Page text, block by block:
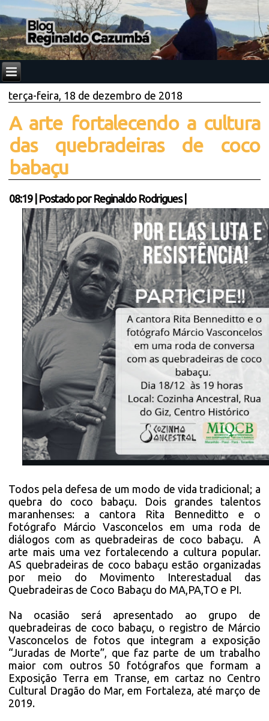
terça-feira, 18 de dezembro de 2018
A arte fortalecendo a cultura
das quebradeiras de coco
babaçu
08:19| Postado por Reginaldo Rodrigues
Todos pela defesa de um modo de vida tradicional; a
quebra do coco babaçu. Dois grandes talentos
maranhenses: a cantora Rita Benneditto e o
fotógrafo Márcio Vasconcelos em uma roda de
diálogos com as quebradeiras de coco babaçu. A
arte mais uma vez fortalecendo a cultura popular.
AS quebradeiras de coco babaçu estão organizadas
por meio do Movimento Interestadual das
Quebradeiras de Coco Babaçu do MA,PA,TO e PI.
Na ocasião será apresentado ao grupo de
quebradeiras de coco babaçu, o registro de Márcio
Vasconcelos de fotos que integram a exposição
“Juradas de Morte”, que faz parte de um trabalho
maior com outros 50 fotógrafos que formam a
Exposição Terra em Transe, em cartaz no Centro
Cultural Dragão do Mar, em Fortaleza, até março de
2019.